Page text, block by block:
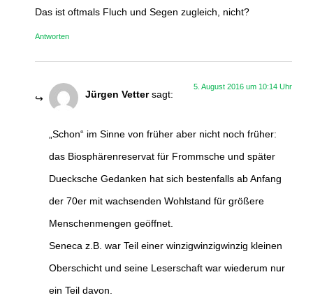
Das ist oftmals Fluch und Segen zugleich, nicht?
Antworten
Jürgen Vetter sagt:
5. August 2016 um 10:14 Uhr
„Schon“ im Sinne von früher aber nicht noch früher:
das Biosphärenreservat für Frommsche und später
Duecksche Gedanken hat sich bestenfalls ab Anfang
der 70er mit wachsenden Wohlstand für größere
Menschenmengen geöffnet.
Seneca z.B. war Teil einer winzigwinzigwinzig kleinen
Oberschicht und seine Leserschaft war wiederum nur
ein Teil davon.